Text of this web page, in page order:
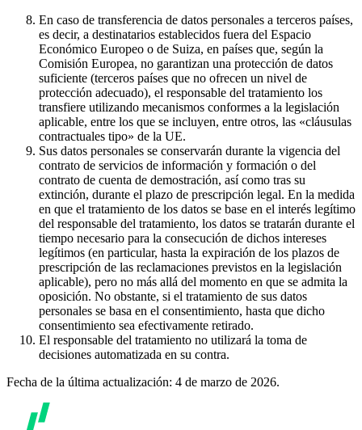
En caso de transferencia de datos personales a terceros países,
es decir, a destinatarios establecidos fuera del Espacio
Económico Europeo o de Suiza, en países que, según la
Comisión Europea, no garantizan una protección de datos
suficiente (terceros países que no ofrecen un nivel de
protección adecuado), el responsable del tratamiento los
transfiere utilizando mecanismos conformes a la legislación
aplicable, entre los que se incluyen, entre otros, las «cláusulas
contractuales tipo» de la UE.
Sus datos personales se conservarán durante la vigencia del
contrato de servicios de información y formación o del
contrato de cuenta de demostración, así como tras su
extinción, durante el plazo de prescripción legal. En la medida
en que el tratamiento de los datos se base en el interés legítimo
del responsable del tratamiento, los datos se tratarán durante el
tiempo necesario para la consecución de dichos intereses
legítimos (en particular, hasta la expiración de los plazos de
prescripción de las reclamaciones previstos en la legislación
aplicable), pero no más allá del momento en que se admita la
oposición. No obstante, si el tratamiento de sus datos
personales se basa en el consentimiento, hasta que dicho
consentimiento sea efectivamente retirado.
El responsable del tratamiento no utilizará la toma de
decisiones automatizada en su contra.
Fecha de la última actualización: 4 de marzo de 2026.